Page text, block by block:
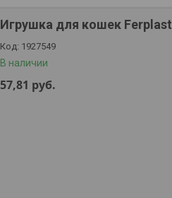
Игрушка для кошек
1927549
В наличии
57,81 руб.